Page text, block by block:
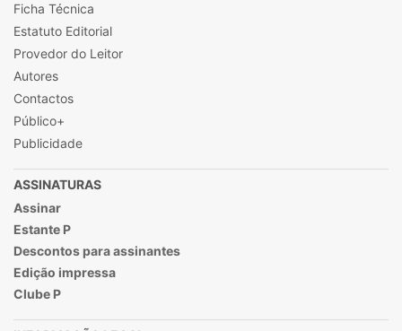
Ficha Técnica
Estatuto Editorial
Provedor do Leitor
Autores
Contactos
Público+
Publicidade
ASSINATURAS
Assinar
Estante P
Descontos para assinantes
Edição impressa
Clube P